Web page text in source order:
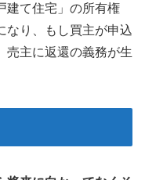
建て住宅」の所有権
なり、もし買主が申込
売主に返還の義務が生